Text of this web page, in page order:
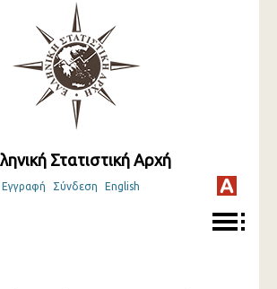
Στατιστική Αρχή
Εγγραφή Σύνδεση English